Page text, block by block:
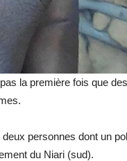
pas la première fois que
deux personnes dont un
du Niari (sud).